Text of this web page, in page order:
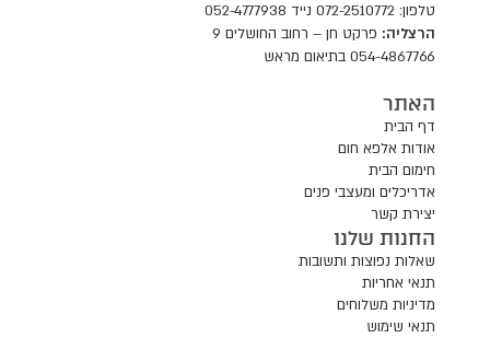
טלפון: 072-2510772 נייד 052-4777938
הרצליה: פרקט חן – רחוב החושלים 9
054-4867766 בתיאום מראש
האתר
דף הבית
אודות אלפא חום
חימום הבית
אדריכלים ומעצבי פנים
יצירת קשר
החנות שלנו
שאלות נפוצות ותשובות
תנאי אחריות
מדיניות משלוחים
תנאי שימוש